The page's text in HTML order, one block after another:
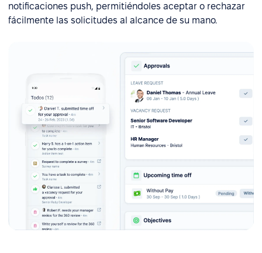
notificaciones push, permitiéndoles aceptar o rechazar
fácilmente las solicitudes al alcance de su mano.